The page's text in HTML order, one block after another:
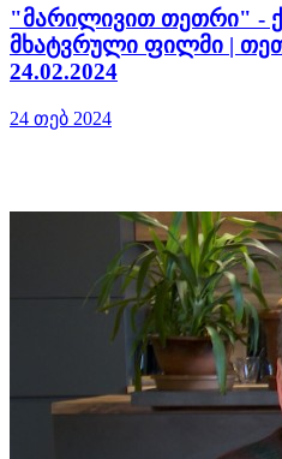
"მარილივით თეთრი" -
მხატვრული ფილმი |
24.02.2024
24 თებ 2024